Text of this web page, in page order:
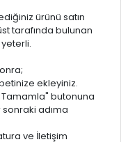
ürünü satın
tarafında bulunan
ekleyiniz.
butonuna
sonraki adıma
ve İletişim